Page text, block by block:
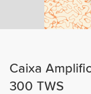
Caixa
300 TWS